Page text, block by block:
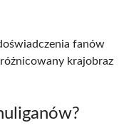
fanów
krajobraz